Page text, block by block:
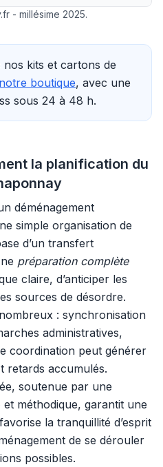
- millésime 2025.
kits et cartons de
notre boutique, avec une
sous 24 à 48 h.
la planification du
déménagement
simple organisation de
d’un transfert
préparation complète
claire, d’anticiper les
sources de désordre.
: synchronisation
administratives,
coordination peut générer
retards accumulés.
soutenue par une
méthodique, garantit une
la tranquillité d’esprit
de se dérouler
possibles.